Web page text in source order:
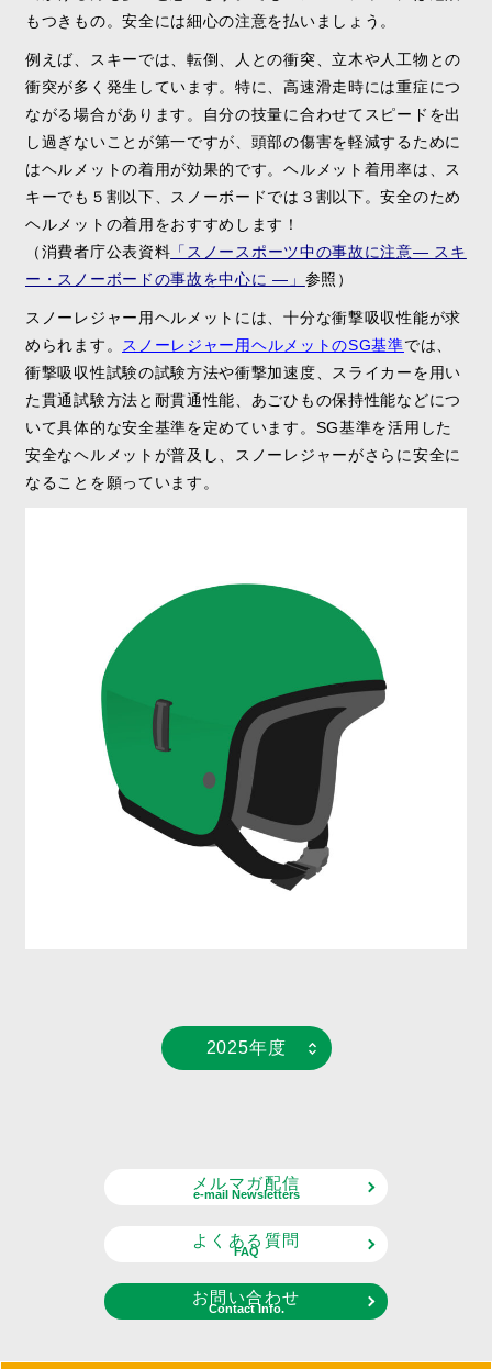
もつきもの。安全には細心の注意を払いましょう。
例えば、スキーでは、転倒、人との衝突、立木や人工物との
衝突が多く発生しています。特に、高速滑走時には重症につ
ながる場合があります。自分の技量に合わせてスピードを出
し過ぎないことが第一ですが、頭部の傷害を軽減するために
はヘルメットの着用が効果的です。ヘルメット着用率は、ス
キーでも５割以下、スノーボードでは３割以下。安全のため
ヘルメットの着用をおすすめします！
（消費者庁公表資料 「スノースポーツ中の事故に注意― スキ
ー・スノーボードの事故を中心に ―」 参照）
スノーレジャー用ヘルメットには、十分な衝撃吸収性能が求
められます。
スノーレジャー用ヘルメットのSG基準では、
衝撃吸収性試験の試験方法や衝撃加速度、スライカーを用い
た貫通試験方法と耐貫通性能、あごひもの保持性能などにつ
いて具体的な安全基準を定めています。SG基準を活用した
安全なヘルメットが普及し、スノーレジャーがさらに安全に
なることを願っています。
2025年度
メルマガ配信
e-mail Newsletters
よくある質問
FAQ
お問い合わせ
Contact Info.